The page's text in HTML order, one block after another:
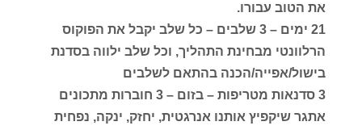
את הטוב עבורו.
21 ימים – 3 שלבים – כל שלב יקבל את הפוקוס
הרלוונטי מבחינת התהליך, וכל שלב ילווה בסדנת
בישול/אפייה/הכנה בהתאם לשלבים
3 סדנאות מטריפות – בזום – 3 חוברות מתכונים
אתגר שיקפיץ אותנו אנרגטית, יחזק, ינקה, נפחית